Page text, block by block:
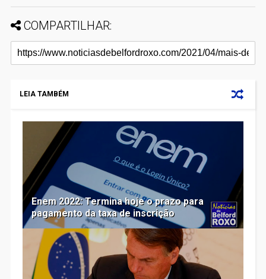
COMPARTILHAR:
LEIA TAMBÉM
Enem 2022: Termina hoje o prazo para
pagamento da taxa de inscrição